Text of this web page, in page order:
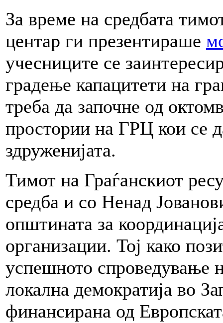
За време на средбата
центар ги презентираше
учесниците се
градење капацитети на
треба да започне од
простории на ГРЦ кои се
здруженијата.
Тимот на Граѓанскиот
средба и со Ненад
општината за
организации. Тој како
успешното спроведување
локална демократија во
финансирана од